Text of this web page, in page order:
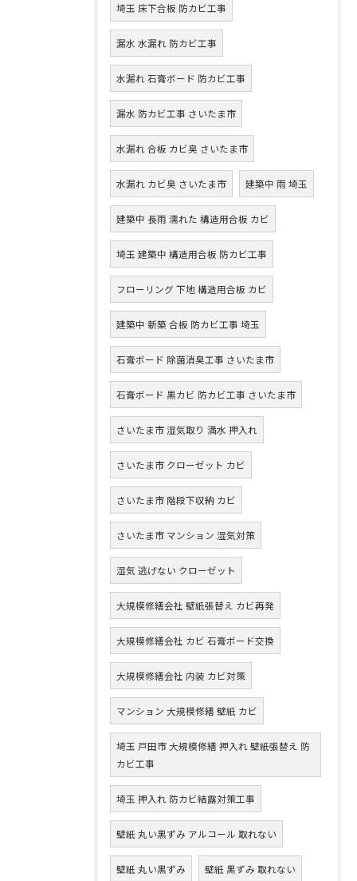
埼玉 床下合板 防カビ工事
漏水 水漏れ 防カビ工事
水漏れ 石膏ボード 防カビ工事
漏水 防カビ工事 さいたま市
水漏れ 合板 カビ臭 さいたま市
水漏れ カビ臭 さいたま市 建築中 雨 埼玉
建築中 長雨 濡れた 構造用合板 カビ
埼玉 建築中 構造用合板 防カビ工事
フローリング 下地 構造用合板 カビ
建築中 新築 合板 防カビ工事 埼玉
石膏ボード 除菌消臭工事 さいたま市
石膏ボード 黒カビ 防カビ工事 さいたま市
さいたま市 湿気取り 満水 押入れ
さいたま市 クローゼット カビ
さいたま市 階段下収納 カビ
さいたま市 マンション 湿気対策
湿気 逃げない クローゼット
大規模修繕会社 壁紙張替え カビ再発
大規模修繕会社 カビ 石膏ボード交換
大規模修繕会社 内装 カビ対策
マンション 大規模修繕 壁紙 カビ
埼玉 戸田市 大規模修繕 押入れ 壁紙張替え 防
カビ工事
埼玉 押入れ 防カビ結露対策工事
壁紙 丸い黒ずみ アルコール 取れない
壁紙 丸い黒ずみ 壁紙 黒ずみ 取れない